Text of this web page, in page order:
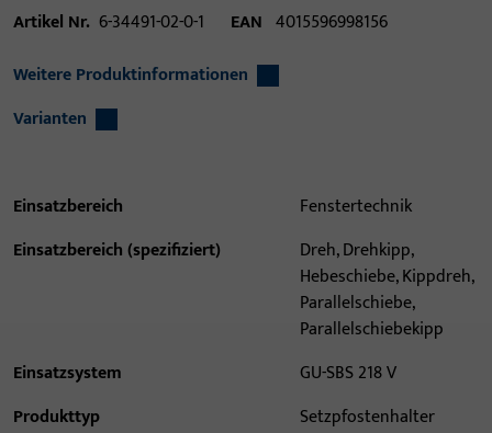
Artikel Nr. 6-34491-02-0-1 EAN 4015596998156
Weitere Produktinformationen
Varianten
Einsatzbereich
Fenstertechnik
Einsatzbereich (spezifiziert)
Dreh, Drehkipp,
Hebeschiebe, Kippdreh,
Parallelschiebe,
Parallelschiebekipp
Einsatzsystem
GU-SBS 218 V
Produkttyp
Setzpfostenhalter